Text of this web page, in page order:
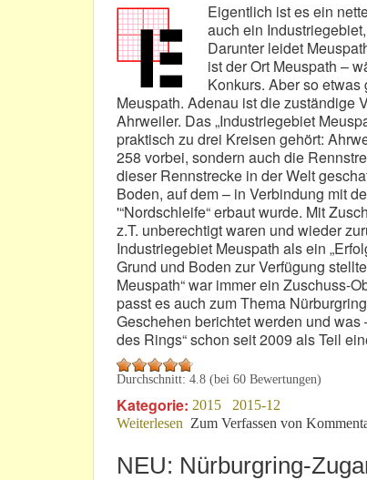
Eigentlich ist es ein
auch ein
Darunter leidet
ist der Ort Meuspath –
Konkurs. Aber so
Meuspath. Adenau ist die zuständige
Ahrweiler. Das „Industriegebiet
praktisch zu drei Kreisen gehört:
258 vorbei, sondern auch die
dieser Rennstrecke in der Welt
Boden, auf dem – in Verbindung mit
'“Nordschleife“ erbaut wurde. Mit
z.T. unberechtigt waren und wieder
Industriegebiet Meuspath als ein
Grund und Boden zur Verfügung
Meuspath“ war immer ein Zuschuss-
passt es auch zum Thema
Geschehen berichtet werden und
des Rings“ schon seit 2009 als Teil
Durchschnitt: 4.8 (bei 60 Bewertungen)
Kategorie: 2015
2015-12
Weiterlesen über Meuspath: Ein politisches
Zum Verfassen von
NEU: Nürburgring-